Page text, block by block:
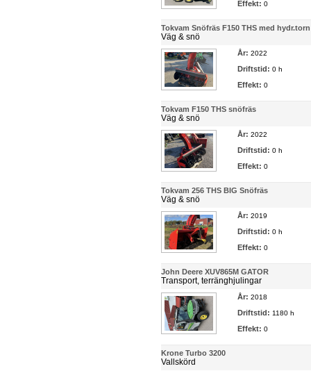
Effekt: 0
Tokvam Snöfräs F150 THS med hydr.torn
Väg & snö
År: 2022
Driftstid: 0 h
Effekt: 0
Tokvam F150 THS snöfräs
Väg & snö
År: 2022
Driftstid: 0 h
Effekt: 0
Tokvam 256 THS BIG Snöfräs
Väg & snö
År: 2019
Driftstid: 0 h
Effekt: 0
John Deere XUV865M GATOR
Transport, terränghjulingar
År: 2018
Driftstid: 1180 h
Effekt: 0
Krone Turbo 3200
Vallskörd